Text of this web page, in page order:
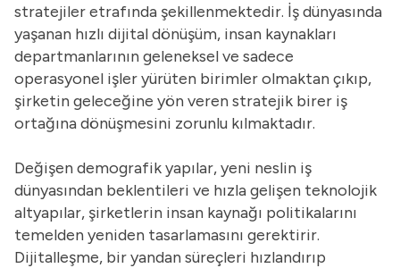
stratejiler etrafında şekillenmektedir. İş dünyasında
yaşanan hızlı dijital dönüşüm, insan kaynakları
departmanlarının geleneksel ve sadece
operasyonel işler yürüten birimler olmaktan çıkıp,
şirketin geleceğine yön veren stratejik birer iş
ortağına dönüşmesini zorunlu kılmaktadır.
Değişen demografik yapılar, yeni neslin iş
dünyasından beklentileri ve hızla gelişen teknolojik
altyapılar, şirketlerin insan kaynağı politikalarını
temelden yeniden tasarlamasını gerektirir.
Dijitalleşme, bir yandan süreçleri hızlandırıp